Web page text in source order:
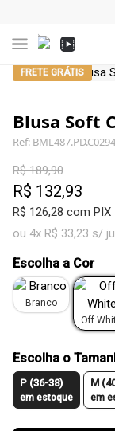
FRETE GRÁTIS
Blusa Soft
Ref: BML487.PD.C0294
R$ 189,90
R$ 132,93
R$ 126,28 com PIX
ou 4x R$ 33,23 s/
Escolha a Cor
Branco
Off
Escolha o
P (36-38)
em estoque
M
em